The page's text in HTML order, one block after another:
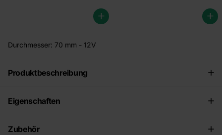
Durchmesser: 70 mm - 12V
Produktbeschreibung
Eigenschaften
Zubehör